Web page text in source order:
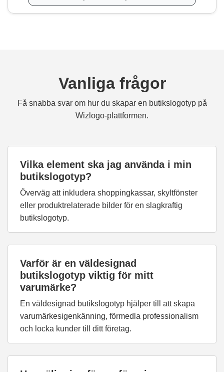
Vanliga frågor
Få snabba svar om hur du skapar en butikslogotyp på
Wizlogo-plattformen.
Vilka element ska jag använda i min
butikslogotyp?
Överväg att inkludera shoppingkassar, skyltfönster
eller produktrelaterade bilder för en slagkraftig
butikslogotyp.
Varför är en väldesignad
butikslogotyp viktig för mitt
varumärke?
En väldesignad butikslogotyp hjälper till att skapa
varumärkesigenkänning, förmedla professionalism
och locka kunder till ditt företag.